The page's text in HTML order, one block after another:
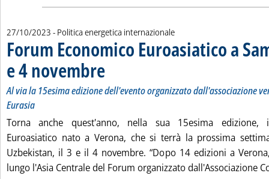
27/10/2023 - Politica energetica internazionale
Forum Economico Euroasiatico a
e 4 novembre
Al via la 15esima edizione dell'evento organizzato dall'associazione
Eurasia
Torna anche quest'anno, nella sua 15esima edizione,
Euroasiatico nato a Verona, che si terrà la prossima
Uzbekistan, il 3 e il 4 novembre. “Dopo 14 edizioni a
lungo l'Asia Centrale del Forum organizzato dall'Associazione